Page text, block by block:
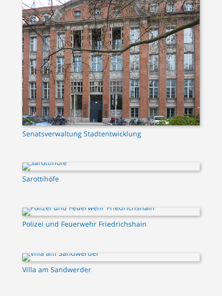
Senatsverwaltung Stadtentwicklung
Sarottihöfe
Polizei und Feuerwehr Friedrichshain
Villa am Sandwerder